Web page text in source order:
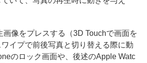
画像をプレスする（3D Touchで画面を
イプで前後写真と切り替える際に動
のロック画面や、後述のApple Watc